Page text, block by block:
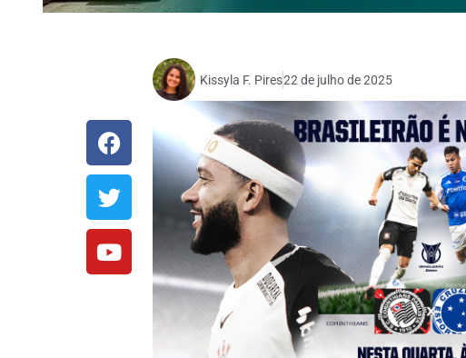
Kissyla F. Pires22 de julho de 2025